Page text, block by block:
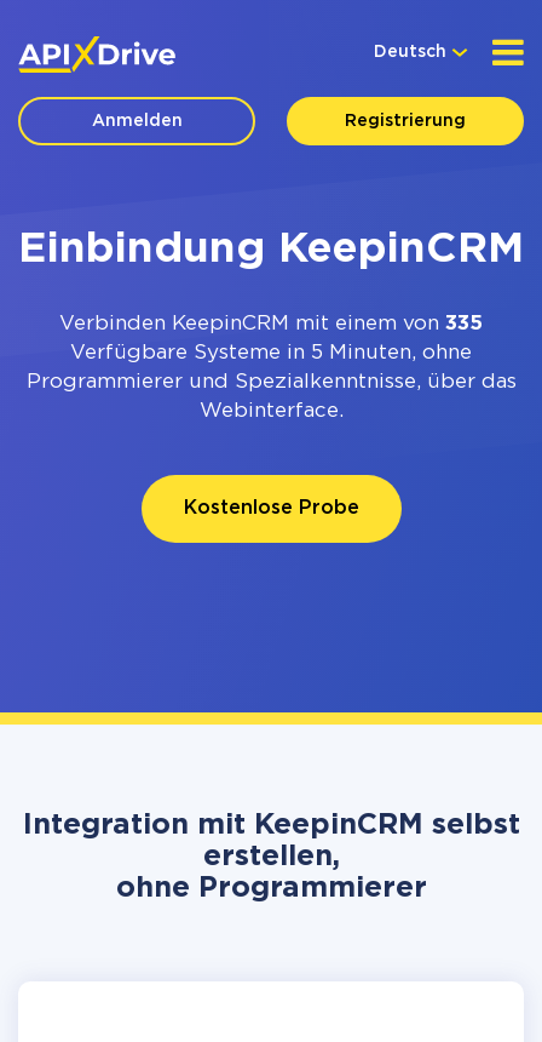
Deutsch
Anmelden Registrierung
Einbindung KeepinCRM
Verbinden KeepinCRM mit einem von 335
Verfügbare Systeme in 5 Minuten, ohne
Programmierer und Spezialkenntnisse, über das
Webinterface.
Kostenlose Probe
Integration mit KeepinCRM selbst
erstellen,
ohne Programmierer